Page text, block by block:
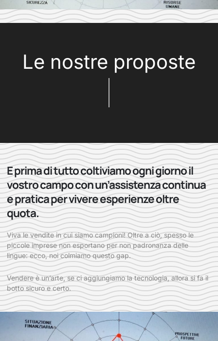
Le nostre proposte
E prima di tutto coltiviamo ogni giorno il
vostro campo con un’assistenza continua
e pratica per vivere esperienze oltre
quota.
Viva le vendite in cui siamo campioni! Oltre a ciò, spesso le
piccole imprese non esportano per non padronanza delle
lingue: ecco, noi colmiamo questo gap.
Vendere è un’arte, se ci aggiungiamo la tecnologia, allora si fa il
botto sicuro e certo.